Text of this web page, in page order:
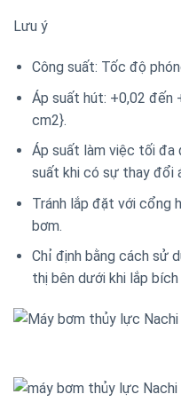
Lưu ý
Công suất: Tốc độ
Áp suất hút: +0,02 đến
cm2}.
Áp suất làm việc tối đa
suất khi có sự thay đổi
Tránh lắp đặt với cổng
bơm.
Chỉ định bằng cách sử
thị bên dưới khi lắp bích